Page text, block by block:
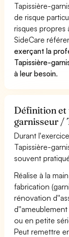
Tapissière-
de risque
risques propres
SideCare
exerçant la
Tapissière-
à leur besoin.
Définition et
garnisseur /
Durant
Tapissière-
souvent
Réalise à la
fabrication
rénovation
d''ameublement
ou en petite
Peut remettre